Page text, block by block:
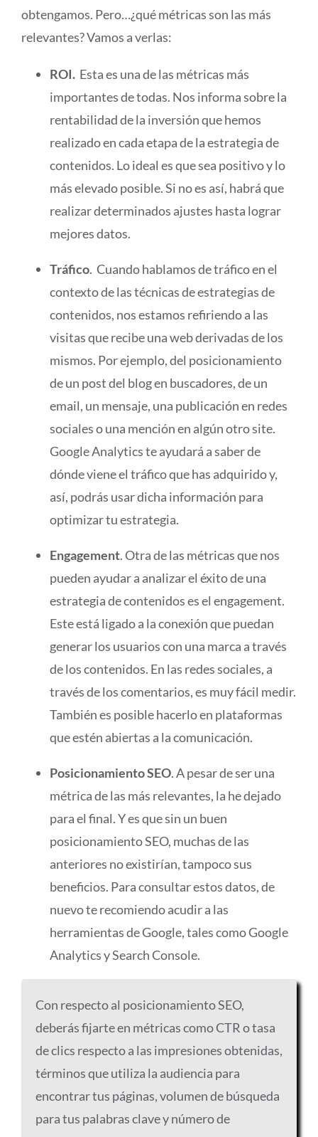
obtengamos. Pero…¿qué métricas son las más
relevantes? Vamos a verlas:
ROI. Esta es una de las métricas más
importantes de todas. Nos informa sobre la
rentabilidad de la inversión que hemos
realizado en cada etapa de la estrategia de
contenidos. Lo ideal es que sea positivo y lo
más elevado posible. Si no es así, habrá que
realizar determinados ajustes hasta lograr
mejores datos.
Tráfico. Cuando hablamos de tráfico en el
contexto de las técnicas de estrategias de
contenidos, nos estamos refiriendo a las
visitas que recibe una web derivadas de los
mismos. Por ejemplo, del posicionamiento
de un post del blog en buscadores, de un
email, un mensaje, una publicación en redes
sociales o una mención en algún otro site.
Google Analytics te ayudará a saber de
dónde viene el tráfico que has adquirido y,
así, podrás usar dicha información para
optimizar tu estrategia.
Engagement. Otra de las métricas que nos
pueden ayudar a analizar el éxito de una
estrategia de contenidos es el engagement.
Este está ligado a la conexión que puedan
generar los usuarios con una marca a través
de los contenidos. En las redes sociales, a
través de los comentarios, es muy fácil medir.
También es posible hacerlo en plataformas
que estén abiertas a la comunicación.
Posicionamiento SEO. A pesar de ser una
métrica de las más relevantes, la he dejado
para el final. Y es que sin un buen
posicionamiento SEO, muchas de las
anteriores no existirían, tampoco sus
beneficios. Para consultar estos datos, de
nuevo te recomiendo acudir a las
herramientas de Google, tales como Google
Analytics y Search Console.
Con respecto al posicionamiento SEO,
deberás fijarte en métricas como CTR o tasa
de clics respecto a las impresiones obtenidas,
términos que utiliza la audiencia para
encontrar tus páginas, volumen de búsqueda
para tus palabras clave y número de